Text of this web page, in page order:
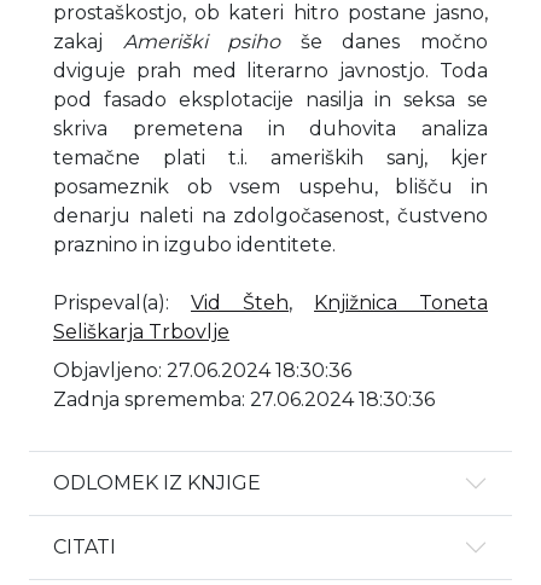
prostaškostjo, ob kateri hitro postane jasno,
zakaj Ameriški psiho še danes močno
dviguje prah med literarno javnostjo. Toda
pod fasado eksplotacije nasilja in seksa se
skriva premetena in duhovita analiza
temačne plati t.i. ameriških sanj, kjer
posameznik ob vsem uspehu, blišču in
denarju naleti na zdolgočasenost, čustveno
praznino in izgubo identitete.
Prispeval(a): Vid Šteh,
Knjižnica Toneta
Seliškarja Trbovlje
Objavljeno: 27.06.2024 18:30:36
Zadnja sprememba: 27.06.2024 18:30:36
ODLOMEK IZ KNJIGE
CITATI